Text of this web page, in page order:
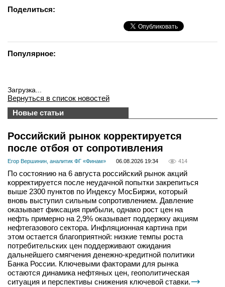
Поделиться:
Популярное:
Загрузка...
Вернуться в список новостей
Новые статьи
Российский рынок корректируется
после отбоя от сопротивления
Егор Вершинин, аналитик ФГ «Финам» 06.08.2026 19:34 414
По состоянию на 6 августа российский рынок акций
корректируется после неудачной попытки закрепиться
выше 2300 пунктов по Индексу МосБиржи, который
вновь выступил сильным сопротивлением. Давление
оказывает фиксация прибыли, однако рост цен на
нефть примерно на 2,9% оказывает поддержку акциям
нефтегазового сектора. Инфляционная картина при
этом остается благоприятной: низкие темпы роста
потребительских цен поддерживают ожидания
дальнейшего смягчения денежно-кредитной политики
Банка России. Ключевыми факторами для рынка
остаются динамика нефтяных цен, геополитическая
ситуация и перспективы снижения ключевой ставки.